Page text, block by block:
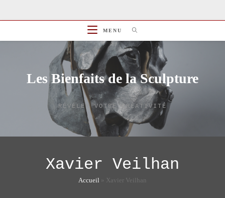
to
MENU
Les Bienfaits de la Sculpture
RÉVÉLER VOTRE CRÉATIVITÉ
Xavier Veilhan
Accueil » Xavier Veilhan